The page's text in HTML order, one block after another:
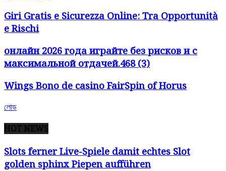
Giri Gratis e Sicurezza Online: Tra Opportunità
e Rischi
онлайн 2026 года играйте без рисков и с
максимальной отдачей.468 (3)
Wings Bono de casino FairSpin of Horus
লোড
HOT NEWS
Slots ferner Live-Spiele damit echtes Slot
golden sphinx Piepen aufführen